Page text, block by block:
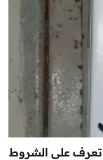
فرص عمل مميزة في وزارة الكهرباء 2026 تعرف على الشروط